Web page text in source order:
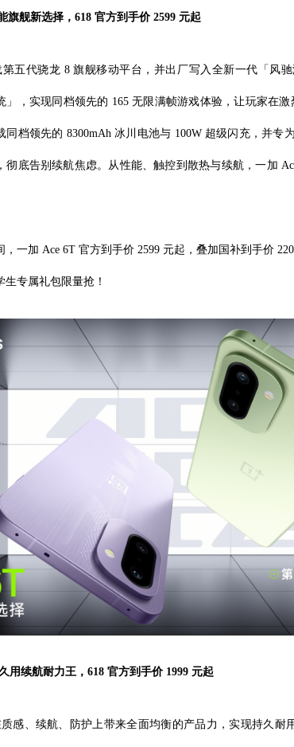
旗舰新选择，618 官方到手价2599 元起
第五代骁龙 8 旗舰移动平台，并出厂写入全新一代「风
」，实现同档领先的 165 无限满帧游戏体验，让玩家在激
同档领先的 8300mAh 冰川电池与 100W 超级闪充，并专
彻底告别续航焦虑。从性能、触控到散热与续航，一加
，一加 Ace 6T 官方到手价 2599 元起，叠加国补到手价
专属礼包限量抢！
用续航耐力王，618 官方到手价 1999 元起
感、续航、防护上带来全面均衡的产品力，实现持久耐